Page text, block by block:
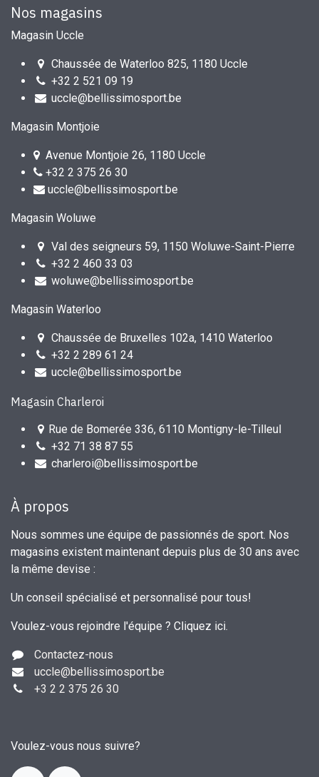
Nos magasins
Magasin Uccle
Chaussée de Waterloo 825, 1180 Uccle
+32 2 521 09 19
uccle@bellissimosport.be
Magasin Montjoie
Avenue Montjoie 26, 1180 Uccle
+32 2 375 26 30
uccle@bellissimosport.be
Magasin Woluwe
Val des seigneurs 59, 1150 Woluwe-Saint-Pierre
+32 2 460 33 03
woluwe@bellissimosport.be
Magasin Waterloo
Chaussée de Bruxelles 102a, 1410 Waterloo
+32 2 289 61 24
uccle@bellissimosport.be
Magasin Charleroi
Rue de Bomerée 336, 6110 Montigny-le-Tilleul
+32 71 38 87 55
charleroi@bellissimosport.be
À propos
Nous sommes une équipe de passionnés de sport. Nos
magasins existent maintenant depuis plus de 30 ans avec
la même devise :
Un conseil spécialisé et personnalisé pour tous!
Voulez-vous rejoindre l'équipe ? Cliquez ici.
Contactez-nous
uccle@bellissimosport.be
+3 2 2 375 26 30
Voulez-vous nous suivre?